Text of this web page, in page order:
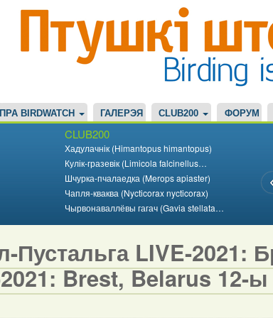
ПРА BIRDWATCH ГАЛЕРЭЯ CLUB200 ФОРУМ
CLUB200
Хадулачнік (Himantopus himantopus)
Кулік-гразевік (Limicola falcinellus…
Шчурка-пчалаедка (Merops apiaster)
Чапля-кваква (Nycticorax nycticorax)
Чырвонаваллёвы гагач (Gavia stellata…
Пустальга LIVE-2021:
Brest, Belarus 12-